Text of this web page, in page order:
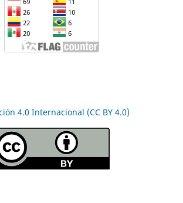
4.0 Internacional (CC BY 4.0)